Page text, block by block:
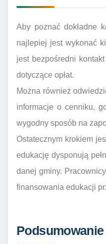
Aby poznać dokładne
najlepiej jest wykonać
jest bezpośredni
dotyczące opłat.
Można również
informacje o cenniku,
wygodny sposób na
Ostatecznym krokiem
edukację dysponują
danej gminy.
finansowania edukacji